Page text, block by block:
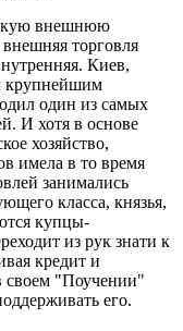
внешнюю
торговля
Киев,
крупнейшим
один из самых
И хотя в основе
хозяйство,
имела в то время
занимались
класса, князья,
купцы-
из рук знати к
кредит и
своем "Поучении"
его.